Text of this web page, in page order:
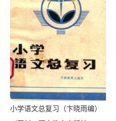
小学语文总复习（卞晓雨编）